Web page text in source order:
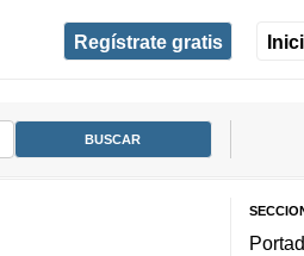
Regístrate gratis